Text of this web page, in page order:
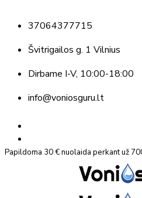
37064377715
Švitrigailos g. 1 Vilnius
Dirbame I-V, 10:00-18:00
info@voniosguru.lt
Papildoma 30 € nuolaida perkant už